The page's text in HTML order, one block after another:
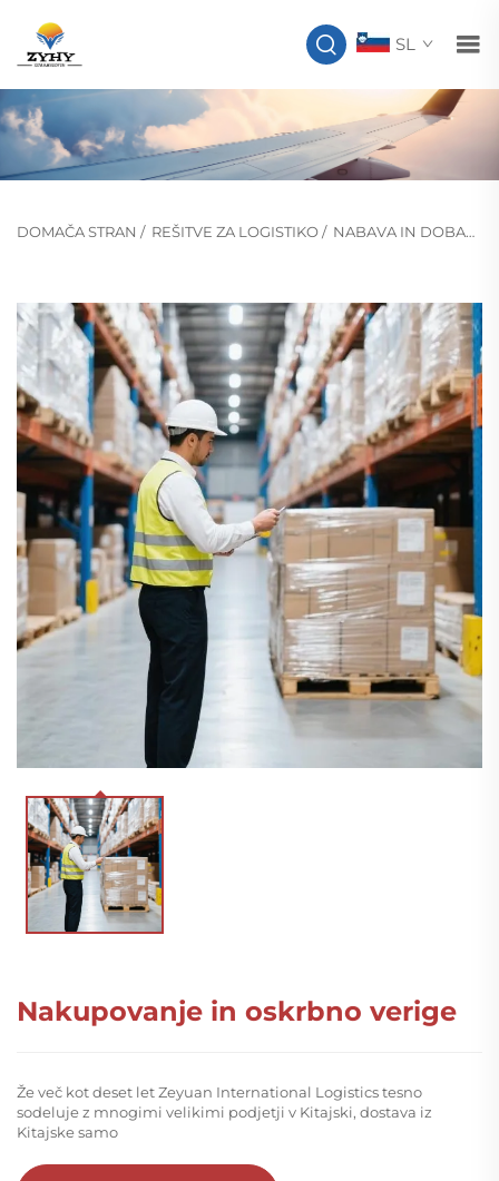
SL
DOMAČA STRAN / REŠITVE ZA LOGISTIKO/ NABAVA IN DOBAVNA VERIGA
Nakupovanje in oskrbno verige
Že več kot deset let Zeyuan International Logistics tesno
sodeluje z mnogimi velikimi podjetji v Kitajski, dostava iz
Kitajske samo